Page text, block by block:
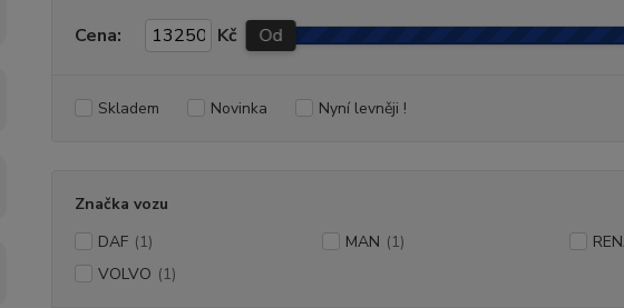
Cena: Kč Od
Skladem Novinka Nyní levněji !
Značka vozu
DAF (1) MAN (1)
VOLVO (1)